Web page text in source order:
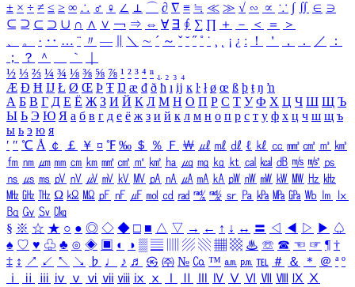
± × ÷ ≠ ≤ ≥ ∞ ∴ ♂ ♀ ∠ ⊥ ⌒ ∂ ∇ ≡ ≒ ≪ ≫ √ ∽ ∝ ∵ ∫ ∬ ∈ ∋
⊆ ⊇ ⊂ ⊃ ∪ ∩ ∧ ∨ ￢ ⇒ ⇔ ∀ ∃ ∮ ∑ ∏ ＋ － ＜ ＝
＞
、
。 · ‥ … ¨ 〃 ― ＼ ∼ ´ ～ ˇ ˘ ˝ ˚ ˙ ¸ ¡ ¿ ː ！ ＇ ， ． ／
：
；
？ ＾ ｀
½ ⅓ ⅔ ¼ ¾ ⅛ ⅜ ⅝ ⅞ ¹ ² ³ ⁴ ⁿ ₁ ₂ ₃ ₄
Æ Ð Ħ Ĳ Ł Ø Œ Þ Ŧ Ŋ æ đ ð ħ ı ĳ ĸ ŀ ł ø œ ß þ ŧ ŋ ŉ
А Б В Г Д Е Ё Ж З И Й К Л М Н О П Р С Т У Ф Х Ц Ч Ш Щ Ъ
Ы Ь Э Ю Я а б в г д е ё ж з и й к л м н о п р с т у ф х ц ч ш щ ъ
ы ь э ю я
′ ″ ℃ Å ￠ ￡ ￥ ¤ ℉ ‰ ＄ ％ Ｆ ￦ ㎕ ㎖ ㎗ ℓ ㎘ ㏄ ㎣ ㎤ ㎥ ㎦
㎙ ㎚ ㎛ ㎜ ㎝ ㎞ ㎟ ㎠ ㎡ ㎢ ㏊ ㎍ ㎎ ㎏ ㏏ ㎈ ㎉ ㏈ ㎧ ㎨ ㎰
㎱ ㎲ ㎳ ㎴ ㎵ ㎶ ㎷ ㎸ ㎹ ㎀ ㎁ ㎂ ㎃ ㎄ ㎺ ㎻ ㎽ ㎾ ㎿ ㎐ ㎑
㎒ ㎓ ㎔ Ω ㏀ ㏁ ㎊ ㎋ ㎌ ㏖ ㏅ ㎭ ㎮ ㎯ ㏛ ㎩ ㎪ ㎫ ㎬ ㏝ ㏐
㏓
㏃ ㏉ ㏜ ㏆
§ ※ ☆ ★ ○ ● ◎ ◇ ◆ □ ■ △ ▽ → ← ↑ ↓ ↔ 〓 ◁ ◀ ▷ ▶ ♤
♠ ♡ ♥ ♧ ♣ ⊙ ◈ ▣ ◐ ◑ ▒ ▤ ▨ ▧ ▦ ▩ ♨ ☏ ☎ ☜ ☞ ¶ †
‡ ↕ ↗ ↙ ↖ ↘ ♭ ♩ ♪ ♬ ㉿ ㈜ № ㏇ ™ ㏂ ㏘ ℡ ＃ ＆ ＊ ＠ ª º
ⅰ
ⅱ ⅲ ⅳ ⅴ ⅵ ⅶ ⅷ ⅸ ⅹ Ⅳ Ⅴ Ⅵ Ⅶ Ⅷ Ⅸ Ⅹ